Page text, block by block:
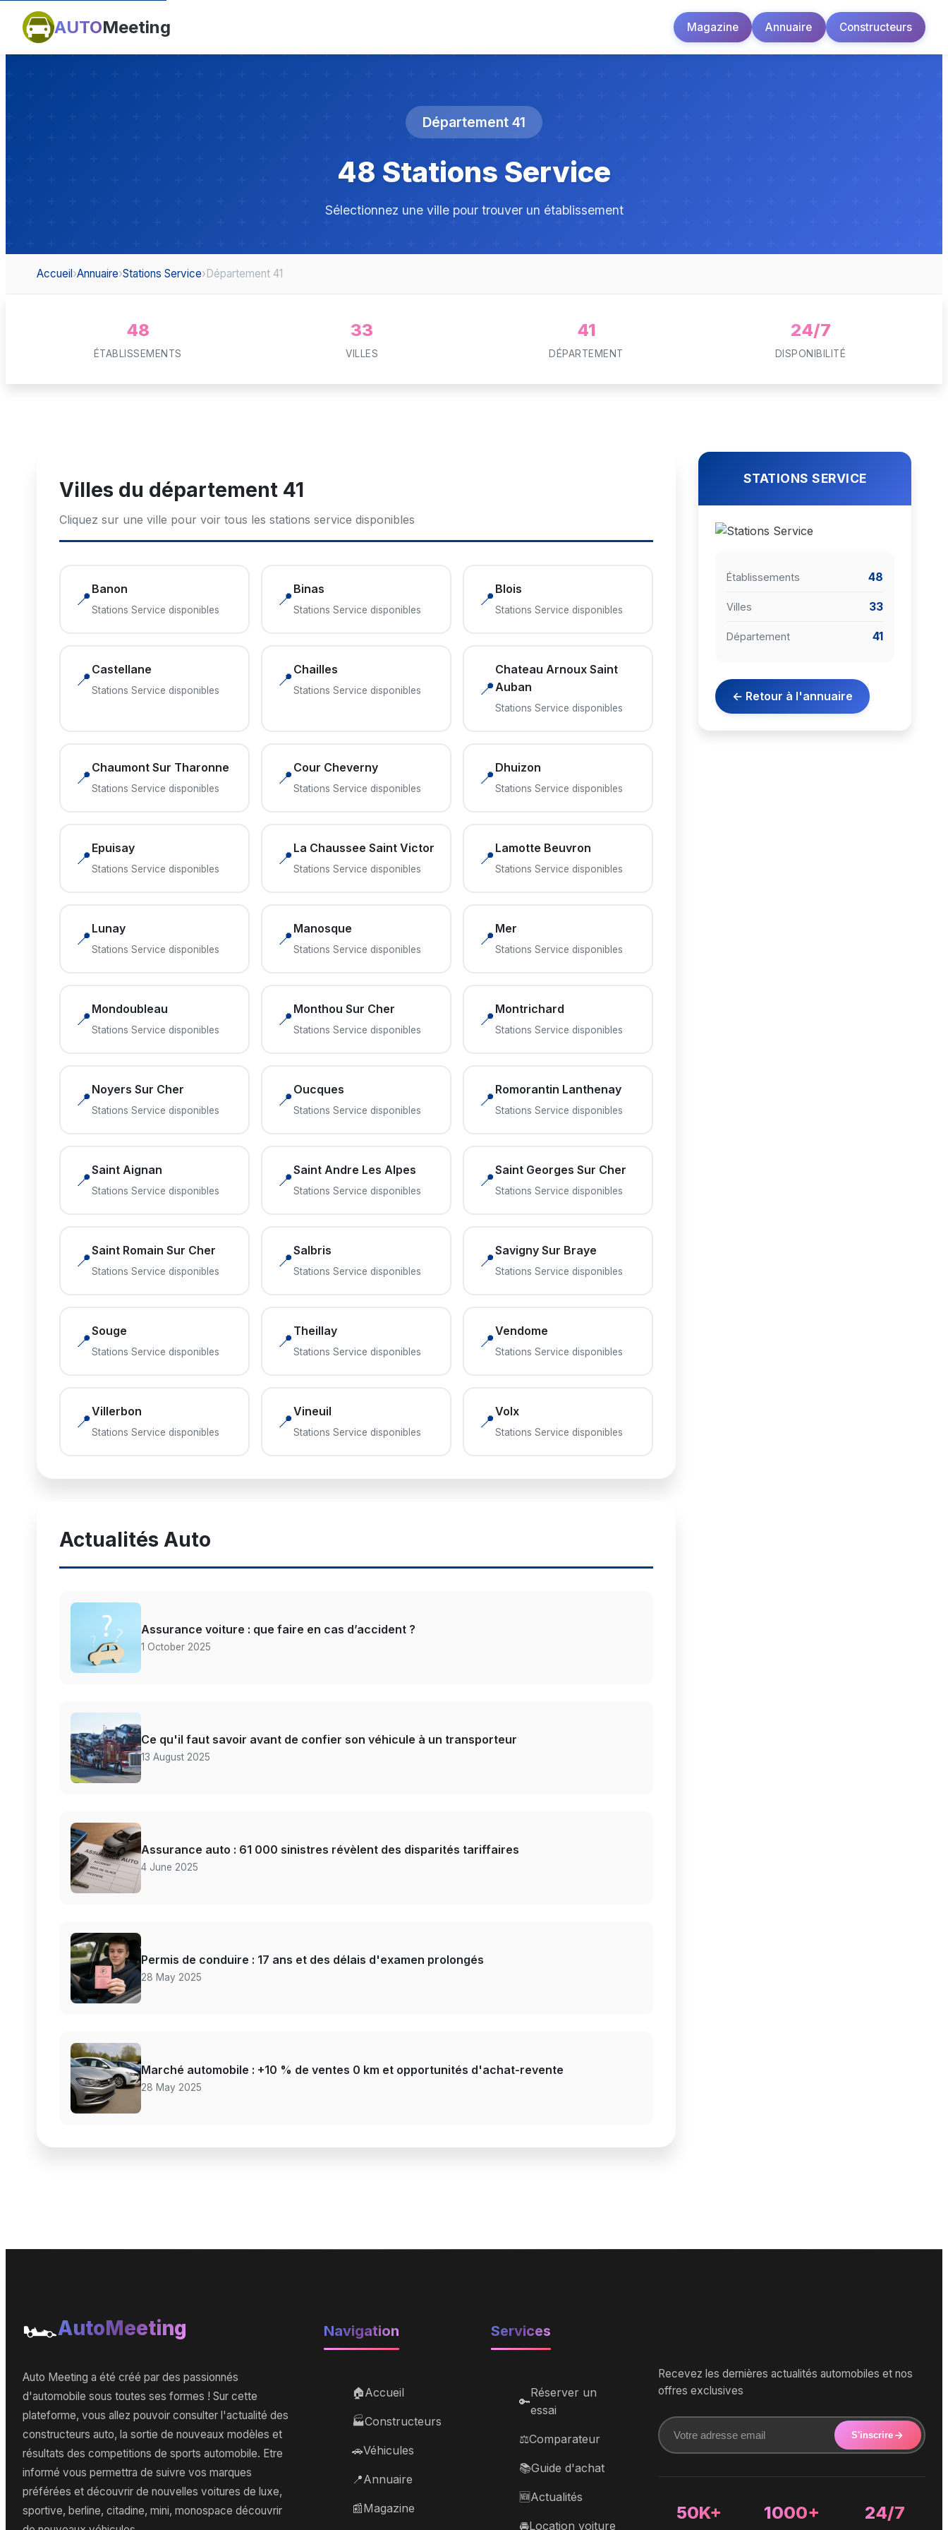
AUTOMeeting Magazine Annuaire Constructeurs
Département 41
48 Stations Service
Sélectionnez une ville pour trouver un établissement
Accueil›Annuaire›Stations Service›Département 41
48
ÉTABLISSEMENTS
33
VILLES
41
DÉPARTEMENT
24/7
DISPONIBILITÉ
Villes du département 41
Cliquez sur une ville pour voir tous les stations service disponibles
📍 Banon
Stations Service disponibles
📍 Binas
Stations Service disponibles
📍 Blois
Stations Service disponibles
📍 Castellane
Stations Service disponibles
📍 Chailles
Stations Service disponibles 📍
Chateau Arnoux Saint
Auban
Stations Service disponibles
📍 Chaumont Sur Tharonne
Stations Service disponibles
📍 Cour Cheverny
Stations Service disponibles
📍 Dhuizon
Stations Service disponibles
📍 Epuisay
Stations Service disponibles
📍 La Chaussee Saint Victor
Stations Service disponibles
📍 Lamotte Beuvron
Stations Service disponibles
📍 Lunay
Stations Service disponibles
📍 Manosque
Stations Service disponibles
📍 Mer
Stations Service disponibles
📍 Mondoubleau
Stations Service disponibles
📍 Monthou Sur Cher
Stations Service disponibles
📍 Montrichard
Stations Service disponibles
📍 Noyers Sur Cher
Stations Service disponibles
📍 Oucques
Stations Service disponibles
📍 Romorantin Lanthenay
Stations Service disponibles
📍Saint Aignan
Stations Service disponibles
📍Saint Andre Les Alpes
Stations Service disponibles
📍Saint Georges Sur Cher
Stations Service disponibles
📍Saint Romain Sur Cher
Stations Service disponibles
📍Salbris
Stations Service disponibles
📍Savigny Sur Braye
Stations Service disponibles
📍Souge
Stations Service disponibles
📍 Theillay
Stations Service disponibles
📍Vendome
Stations Service disponibles
📍Villerbon
Stations Service disponibles
📍Vineuil
Stations Service disponibles
📍Volx
Stations Service disponibles
Actualités Auto
Assurance voiture : que faire en cas d’accident ?
1 October 2025
Ce qu'il faut savoir avant de confier son véhicule à un transporteur
13 August 2025
Assurance auto : 61 000 sinistres révèlent des disparités tariffaires
4 June 2025
Permis de conduire : 17 ans et des délais d'examen prolongés
28 May 2025
Marché automobile : +10 % de ventes 0 km et opportunités d'achat-revente
28 May 2025
STATIONS SERVICE
Établissements 48
Villes 33
Département 41
← Retour à l'annuaire
🏎️AutoMeeting
Auto Meeting a été créé par des passionnés
d'automobile sous toutes ses formes ! Sur cette
plateforme, vous allez pouvoir consulter l'actualité des
constructeurs auto, la sortie de nouveaux modèles et
résultats des competitions de sports automobile. Etre
informé vous permettra de suivre vos marques
préférées et découvrir de nouvelles voitures de luxe,
sportive, berline, citadine, mini, monospace découvrir
Navigation
🏠Accueil
🏭Constructeurs
🚗Véhicules
📍Annuaire
📰Magazine
Services
🔑
Réserver un
essai
⚖️Comparateur
📚Guide d'achat
🆕Actualités
🚘Location voiture
Recevez les dernières actualités automobiles et nos
offres exclusives
S'inscrire
50K+ 1000+ 24/7